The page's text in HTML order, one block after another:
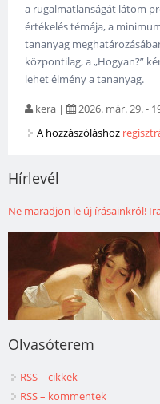
a rugalmatlanságát látom
értékelés témája, a
tananyag
központilag, a „Hogyan?”
lehet élmény a tananyag.
kera | 2026. már. 29. -
A hozzászóláshoz
Hírlevél
Ne maradjon le új írásainkról!
Olvasóterem
RSS – cikkek
RSS – kommentek